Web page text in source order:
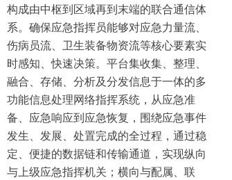
构成由中枢到区域再到末端的联合通信体
系。确保应急指挥员能够对应急力量流、
伤病员流、卫生装备物资流等核心要素实
时感知、快速决策。平台集收集、整理、
融合、存储、分析及分发信息于一体的多
功能信息处理网络指挥系统，从应急准
备、应急响应到应急恢复，围绕应急事件
发生、发展、处置完成的全过程，通过稳
定、便捷的数据链和传输通道，实现纵向
与上级应急指挥机关；横向与配属、联